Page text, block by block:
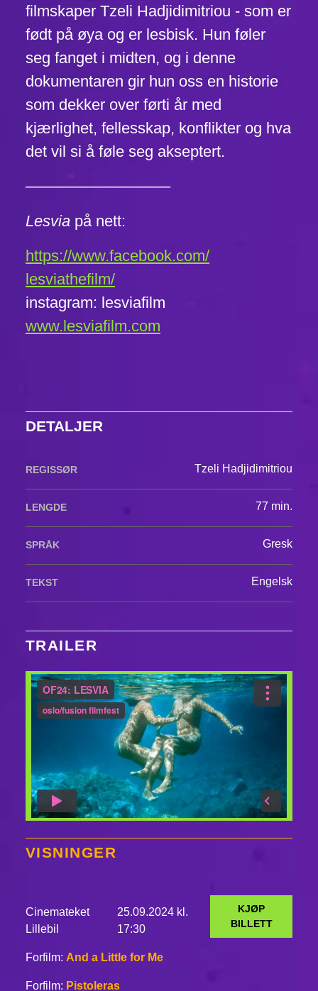
filmskaper Tzeli Hadjidimitriou - som er
født på øya og er lesbisk. Hun føler
seg fanget i midten, og i denne
dokumentaren gir hun oss en historie
som dekker over førti år med
kjærlighet, fellesskap, konflikter og hva
det vil si å føle seg akseptert.
–––––––––––––––––
Lesvia på nett:
https://www.facebook.com/
lesviathefilm/
instagram: lesviafilm
www.lesviafilm.com
DETALJER
REGISSØR Tzeli Hadjidimitriou
LENGDE 77 min.
SPRÅK Gresk
TEKST Engelsk
TRAILER
VISNINGER
Cinemateket
Lillebil
25.09.2024 kl.
17:30
KJØP
BILLETT
Forfilm: And a Little for Me
Forfilm: Pistoleras